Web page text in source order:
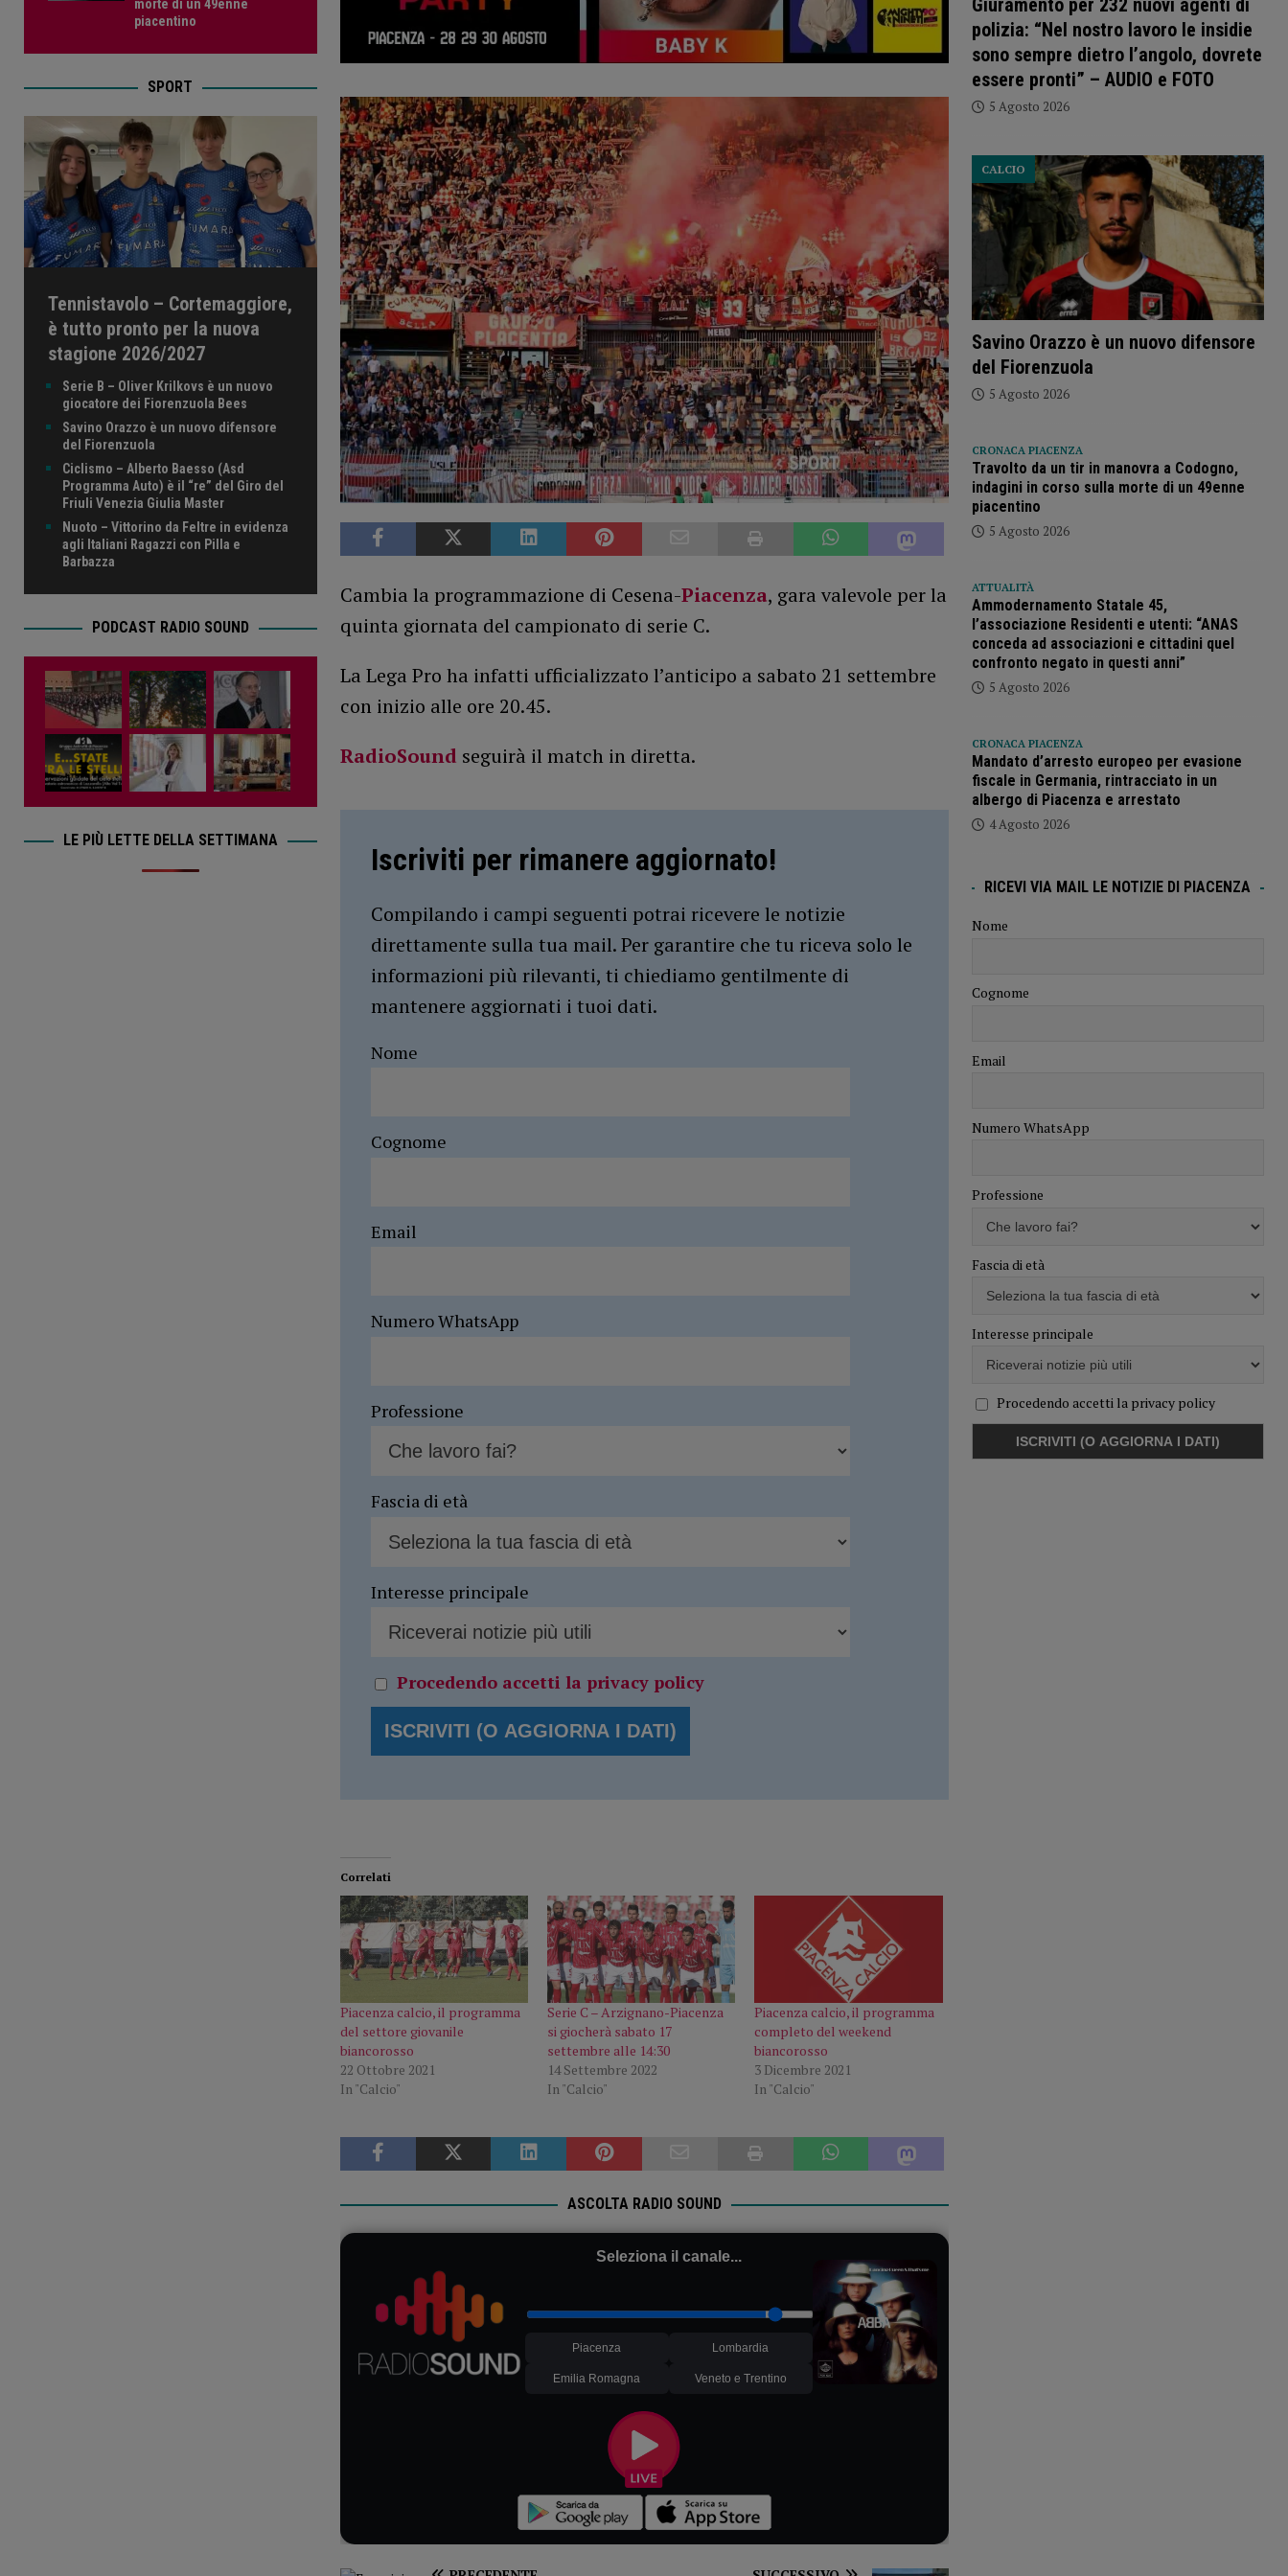
Cambia la programmazione di Cesena-Piacenza, gara valevole per la
quinta giornata del campionato di serie C.
La Lega Pro ha infatti ufficializzato l’anticipo a sabato 21 settembre
con inizio alle ore 20.45.
RadioSound seguirà il match in diretta.
Iscriviti per rimanere aggiornato!
Compilando i campi seguenti potrai ricevere le notizie
direttamente sulla tua mail. Per garantire che tu riceva solo le
informazioni più rilevanti, ti chiediamo gentilmente di
mantenere aggiornati i tuoi dati.
Nome
Cognome
Email
Numero WhatsApp
Professione
Fascia di età
Interesse principale
Procedendo accetti la privacy policy
Correlati
Piacenza calcio, il programma
del settore giovanile
biancorosso
22 Ottobre 2021
In "Calcio"
Serie C – Arzignano-Piacenza
si giocherà sabato 17
settembre alle 14:30
14 Settembre 2022
In "Calcio"
Piacenza calcio, il programma
completo del weekend
biancorosso
3 Dicembre 2021
In "Calcio"
ASCOLTA RADIO SOUND
Seleziona il canale...
Piacenza Lombardia
Emilia Romagna Veneto e Trentino
morte di un 49enne
piacentino
SPORT
Tennistavolo – Cortemaggiore,
è tutto pronto per la nuova
stagione 2026/2027
Serie B – Oliver Krilkovs è un nuovo
giocatore dei Fiorenzuola Bees
Savino Orazzo è un nuovo difensore
del Fiorenzuola
Ciclismo – Alberto Baesso (Asd
Programma Auto) è il “re” del Giro del
Friuli Venezia Giulia Master
Nuoto – Vittorino da Feltre in evidenza
agli Italiani Ragazzi con Pilla e
Barbazza
PODCAST RADIO SOUND
LE PIÙ LETTE DELLA SETTIMANA
Giuramento per 232 nuovi agenti di
polizia: “Nel nostro lavoro le insidie
sono sempre dietro l’angolo, dovrete
essere pronti” – AUDIO e FOTO
5 Agosto 2026
Savino Orazzo è un nuovo difensore
del Fiorenzuola
CALCIO
5 Agosto 2026
CRONACA PIACENZA
Travolto da un tir in manovra a Codogno,
indagini in corso sulla morte di un 49enne
piacentino
5 Agosto 2026
ATTUALITÀ
Ammodernamento Statale 45,
l’associazione Residenti e utenti: “ANAS
conceda ad associazioni e cittadini quel
confronto negato in questi anni”
5 Agosto 2026
CRONACA PIACENZA
Mandato d’arresto europeo per evasione
fiscale in Germania, rintracciato in un
albergo di Piacenza e arrestato
4 Agosto 2026
RICEVI VIA MAIL LE NOTIZIE DI PIACENZA
Nome
Cognome
Email
Numero WhatsApp
Professione
Fascia di età
Interesse principale
Procedendo accetti la privacy policy